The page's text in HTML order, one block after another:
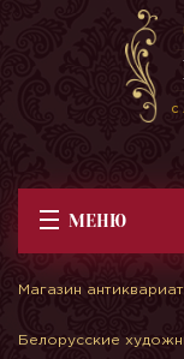
МЕНЮ
Магазин
Белорусские